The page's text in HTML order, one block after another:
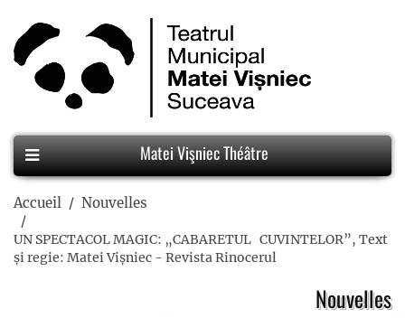
Matei Vişniec Théâtre
Accueil Nouvelles
UN SPECTACOL MAGIC: „CABARETUL CUVINTELOR”, Text
și regie: Matei Vișniec - Revista Rinocerul
Nouvelles